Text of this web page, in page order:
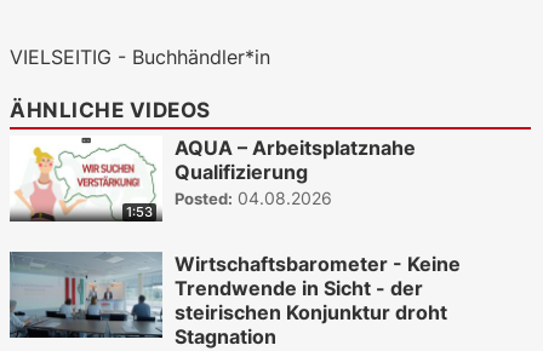
VIELSEITIG - Buchhändler*in
ÄHNLICHE VIDEOS
1:53
AQUA – Arbeitsplatznahe
Qualifizierung
Posted: 04.08.2026
Wirtschaftsbarometer - Keine
Trendwende in Sicht - der
steirischen Konjunktur droht
Stagnation